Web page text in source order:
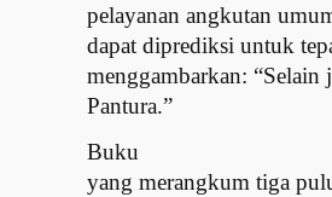
pelayanan angkutan
dapat diprediksi untuk
menggambarkan:
Pantura.”
Buku
yang merangkum tiga